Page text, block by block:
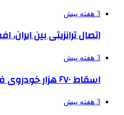
3 هفته پیش
اتصال ترانزیتی بین
3 هفته پیش
اسقاط ۶۷۰ هزار خودروی فرسوده طی ۳ سال
3 هفته پیش